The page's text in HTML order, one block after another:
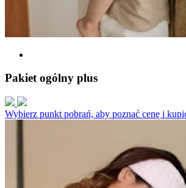
Pakiet ogólny plus
Wybierz punkt pobrań, aby poznać cenę i